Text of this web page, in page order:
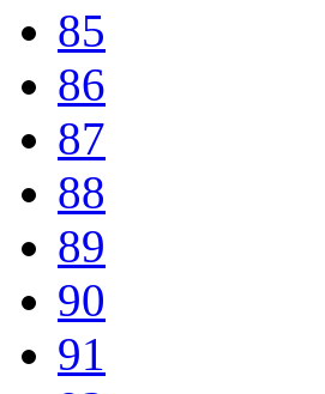
85
86
87
88
89
90
91